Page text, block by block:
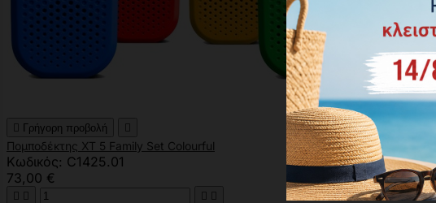
 Γρήγορη προβολή 
Πομποδέκτης XT 5 Family Set Colourful
Κωδικός: C1425.01
73,00 €
   